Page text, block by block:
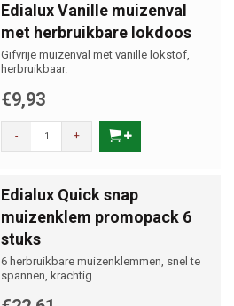
Edialux Vanille muizenval
met herbruikbare lokdoos
Gifvrije muizenval met vanille lokstof,
herbruikbaar.
€9,93
- +
Edialux Quick snap
muizenklem promopack 6
stuks
6 herbruikbare muizenklemmen, snel te
spannen, krachtig.